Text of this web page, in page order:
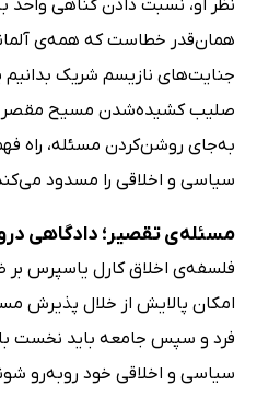
نظر او، نسبت دادن گناهی
همان‌قدر خطاست که همه‌ی
جنایت‌های نازیسم شریک بدانیم
صلیب کشیده‌شدن مسیح مقصر
به‌جای روشن‌کردن مسئله، راه
سیاسی و اخلاقی را مسدود
مسئله‌ی تقصیر؛ دادگاهی
فلسفه‌ی اخلاق کارل یاسپرس بر
امکان پالایش از خلال پذیرش
فرد و سپس جامعه باید نخست
سیاسی و اخلاقی خود روبه‌رو